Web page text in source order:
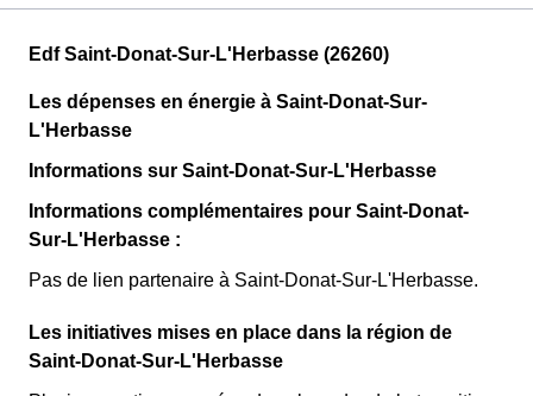
Edf Saint-Donat-Sur-L'Herbasse (26260)
Les dépenses en énergie à Saint-Donat-Sur-
L'Herbasse
Informations sur Saint-Donat-Sur-L'Herbasse
Informations complémentaires pour Saint-Donat-
Sur-L'Herbasse :
Pas de lien partenaire à Saint-Donat-Sur-L'Herbasse.
Les initiatives mises en place dans la région de
Saint-Donat-Sur-L'Herbasse